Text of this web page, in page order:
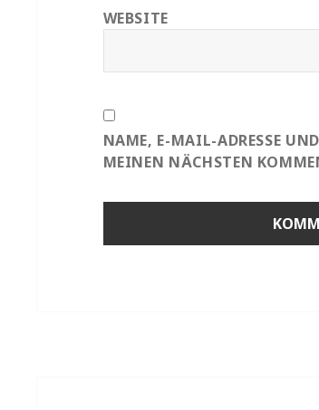
WEBSITE
NAME, E-MAIL-ADRESSE
MEINEN NÄCHSTEN